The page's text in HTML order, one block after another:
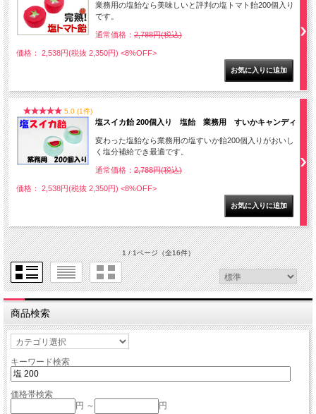
業務用の塩飴なら美味しいと評判の塩トマト飴200個入り
です。
通常価格： 2,788円(税込)
価格： 2,538円(税抜 2,350円) <8%OFF>
5.0 (1件)
塩スイカ飴 200個入り 塩飴 業務用 すいかキャンディ
変わった塩飴なら業務用の塩すいか飴200個入りがおいし
く塩分補給でき最適です。
通常価格： 2,788円(税込)
価格： 2,538円(税抜 2,350円) <8%OFF>
1 / 1ページ（全16件）
商品検索
キーワード検索
価格帯検索
円 ～
円